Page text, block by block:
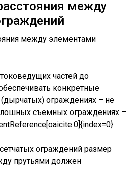
между
частей до
конкретные
ограждениях – не
съемных ограждениях –
ограждений размер
прутьями должен